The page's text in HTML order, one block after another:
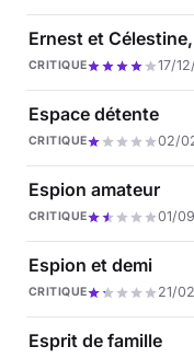
Ernest et
CRITIQUE 17/
Espace détente
CRITIQUE 02/
Espion amateur
CRITIQUE 01/
Espion et demi
CRITIQUE 21/
Esprit de famille